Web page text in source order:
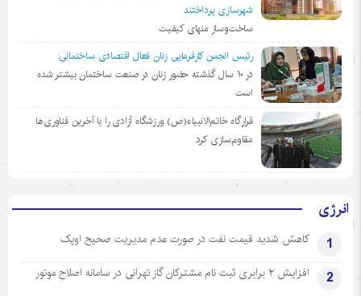
شهرسازی پرداختند
ساخت‌وساز منهای کیفیت
رئیس انجمن کارفرمایی زنان فعال اقتصادی ساختمانی:
در ١٠ سال گذشته حضور زنان در صنعت ساختمان بیشتر شده
است
قرارگاه خاتم‌الانبیاء(ص) ورزشگاه آزادی را با آخرین فناوری‌ها
مقاوم‌سازی کرد
انرژی
1 کاهش شدید قیمت نفت در صورت عدم مدیریت صحیح اوپک
2 افزایش ۲ برابری ثبت نام مشترکان گاز تهرانی‌ در سامانه اصلاح موتور